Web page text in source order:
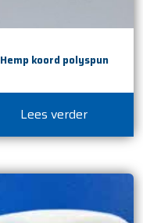
Hemp koord polyspun
Lees verder